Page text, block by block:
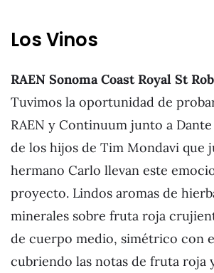
Los Vinos
RAEN Sonoma Coast Royal St
Tuvimos la oportunidad de
RAEN y Continuum junto a
de los hijos de Tim Mondavi que
hermano Carlo llevan este
proyecto. Lindos aromas de
minerales sobre fruta roja
de cuerpo medio, simétrico con
cubriendo las notas de fruta roja